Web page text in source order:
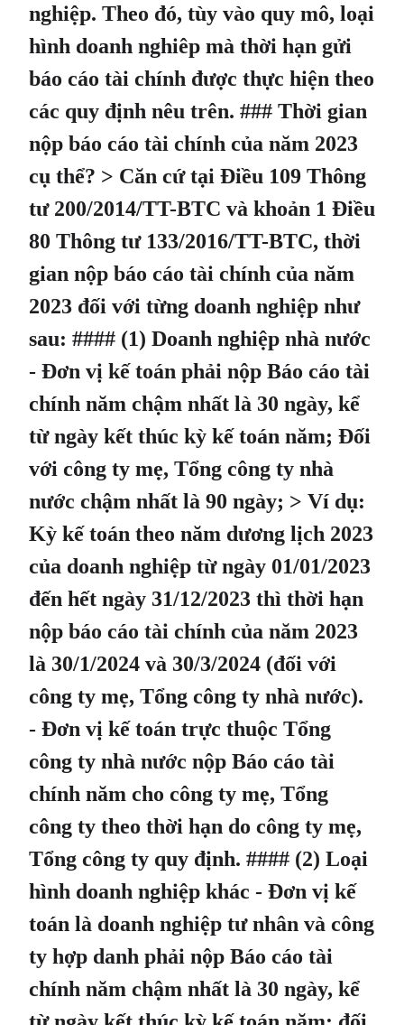
nghiệp. Theo đó, tùy vào quy mô, loại
hình doanh nghiêp mà thời hạn gửi
báo cáo tài chính được thực hiện theo
các quy định nêu trên. ### Thời gian
nộp báo cáo tài chính của năm 2023
cụ thể? > Căn cứ tại Điều 109 Thông
tư 200/2014/TT-BTC và khoản 1 Điều
80 Thông tư 133/2016/TT-BTC, thời
gian nộp báo cáo tài chính của năm
2023 đối với từng doanh nghiệp như
sau: #### (1) Doanh nghiệp nhà nước
- Đơn vị kế toán phải nộp Báo cáo tài
chính năm chậm nhất là 30 ngày, kể
từ ngày kết thúc kỳ kế toán năm; Đối
với công ty mẹ, Tổng công ty nhà
nước chậm nhất là 90 ngày; > Ví dụ:
Kỳ kế toán theo năm dương lịch 2023
của doanh nghiệp từ ngày 01/01/2023
đến hết ngày 31/12/2023 thì thời hạn
nộp báo cáo tài chính của năm 2023
là 30/1/2024 và 30/3/2024 (đối với
công ty mẹ, Tổng công ty nhà nước).
- Đơn vị kế toán trực thuộc Tổng
công ty nhà nước nộp Báo cáo tài
chính năm cho công ty mẹ, Tổng
công ty theo thời hạn do công ty mẹ,
Tổng công ty quy định. #### (2) Loại
hình doanh nghiệp khác - Đơn vị kế
toán là doanh nghiệp tư nhân và công
ty hợp danh phải nộp Báo cáo tài
chính năm chậm nhất là 30 ngày, kể